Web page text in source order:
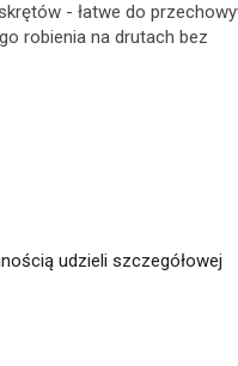
- łatwe do
robienia na drutach bez
udzieli szczegółowej